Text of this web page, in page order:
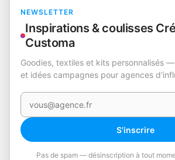
NEWSLETTER
Inspirations & coulisses
Customa
Goodies, textiles et kits personnalisés
et idées campagnes pour agences
Votre e-mail
S'inscrire
Pas de spam — désinscription à tout